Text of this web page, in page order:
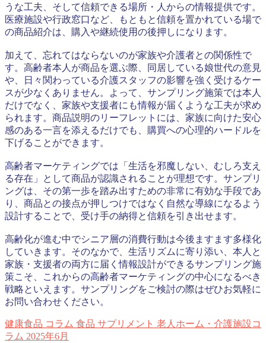
うな工夫、そして信頼できる場所・人からの情報提供です。
医療施設や行政窓口など、もともと信頼を置かれている場で
の商品紹介は、購入や継続使用の後押しになります。
加えて、忘れてはならないのが家族や介護者との関係性で
す。高齢者本人が商品を選ぶ際、同居している娘世代の意見
や、日々関わっている介護スタッフの影響を強く受けるケー
スが少なくありません。よって、サンプリング施策では本人
だけでなく、家族や支援者にも情報が届くような工夫が求め
られます。商品説明のリーフレットには、家族に向けた安心
感のある一言を添えるだけでも、購買への心理的ハードルを
下げることができます。
高齢者マーケティングでは「生活を邪魔しない、むしろ支え
る存在」として商品が認識されることが理想です。サンプリ
ングは、その第一歩を踏み出すための非常に有効な手段であ
り、商品との接点が押しつけではなく自然な導線になるよう
設計することで、受け手の納得と信頼を引き出せます。
高齢化が進む中でシニア層の消費行動は今後ますます多様化
していきます。そのなかで、生活リズムに寄り添い、本人と
家族・支援者の両方に届く情報設計ができるサンプリング施
策こそ、これからの高齢者マーケティングの中心になるべき
戦略といえます。サンプリングをご検討の際はぜひお気軽に
お問い合わせください。
健康食品 コラム 食品 サプリメント 老人ホーム・介護施設コ
ラム 2025年6月